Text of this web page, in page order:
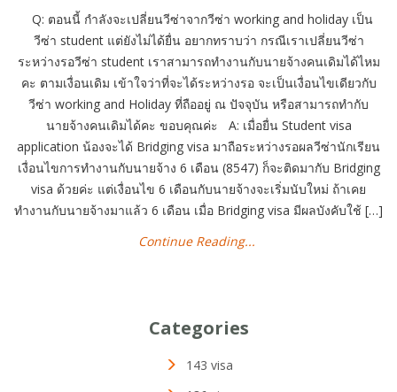
Q: ตอนนี้ กำลังจะเปลี่ยนวีซ่าจากวีซ่า working and holiday เป็น
วีซ่า student แต่ยังไม่ได้ยื่น อยากทราบว่า กรณีเราเปลี่ยนวีซ่า
ระหว่างรอวีซ่า student เราสามารถทำงานกับนายจ้างคนเดิมได้ไหม
คะ ตามเงื่อนเดิม เข้าใจว่าที่จะได้ระหว่างรอ จะเป็นเงื่อนไขเดียวกับ
วีซ่า working and Holiday ที่ถืออยู่ ณ ปัจจุบัน หรือสามารถทำกับ
นายจ้างคนเดิมได้คะ ขอบคุณค่ะ A: เมื่อยื่น Student visa
application น้องจะได้ Bridging visa มาถือระหว่างรอผลวีซ่านักเรียน
เงื่อนไขการทำงานกับนายจ้าง 6 เดือน (8547) ก็จะติดมากับ Bridging
visa ด้วยค่ะ แต่เงื่อนไข 6 เดือนกับนายจ้างจะเริ่มนับใหม่ ถ้าเคย
ทำงานกับนายจ้างมาแล้ว 6 เดือน เมื่อ Bridging visa มีผลบังคับใช้ […]
Continue Reading...
Categories
143 visa